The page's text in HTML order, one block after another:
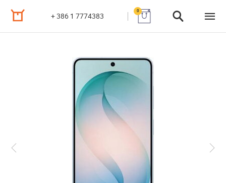
+ 386 1 7774383
0